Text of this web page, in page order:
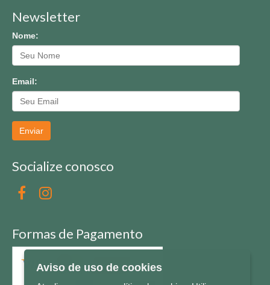
Newsletter
Nome:
Email:
Enviar
Socialize conosco
Formas de Pagamento
Aviso de uso de cookies